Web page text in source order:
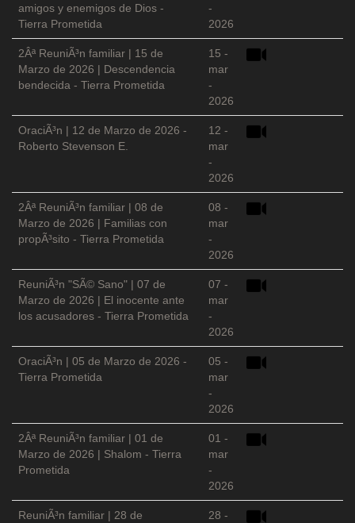
amigos y enemigos de Dios -
Tierra Prometida
-
2026
2Âª ReuniÃ³n familiar | 15 de
Marzo de 2026 | Descendencia
bendecida - Tierra Prometida
15 -
mar
-
2026
OraciÃ³n | 12 de Marzo de 2026 -
Roberto Stevenson E.
12 -
mar
-
2026
2Âª ReuniÃ³n familiar | 08 de
Marzo de 2026 | Familias con
propÃ³sito - Tierra Prometida
08 -
mar
-
2026
ReuniÃ³n "SÃ© Sano" | 07 de
Marzo de 2026 | El inocente ante
los acusadores - Tierra Prometida
07 -
mar
-
2026
OraciÃ³n | 05 de Marzo de 2026 -
Tierra Prometida
05 -
mar
-
2026
2Âª ReuniÃ³n familiar | 01 de
Marzo de 2026 | Shalom - Tierra
Prometida
01 -
mar
-
2026
ReuniÃ³n familiar | 28 de
28 -